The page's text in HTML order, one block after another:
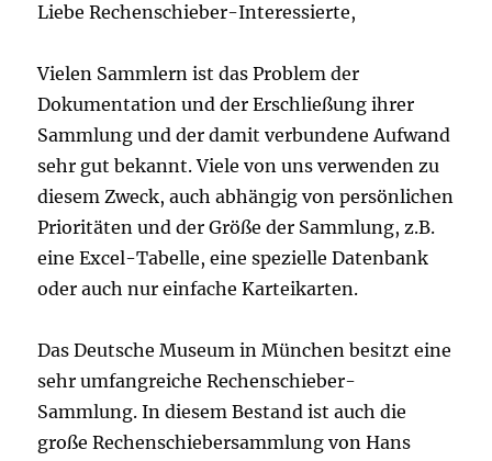
Liebe Rechenschieber-Interessierte,
Vielen Sammlern ist das Problem der
Dokumentation und der Erschließung ihrer
Sammlung und der damit verbundene Aufwand
sehr gut bekannt. Viele von uns verwenden zu
diesem Zweck, auch abhängig von persönlichen
Prioritäten und der Größe der Sammlung, z.B.
eine Excel-Tabelle, eine spezielle Datenbank
oder auch nur einfache Karteikarten.
Das Deutsche Museum in München besitzt eine
sehr umfangreiche Rechenschieber-
Sammlung. In diesem Bestand ist auch die
große Rechenschiebersammlung von Hans